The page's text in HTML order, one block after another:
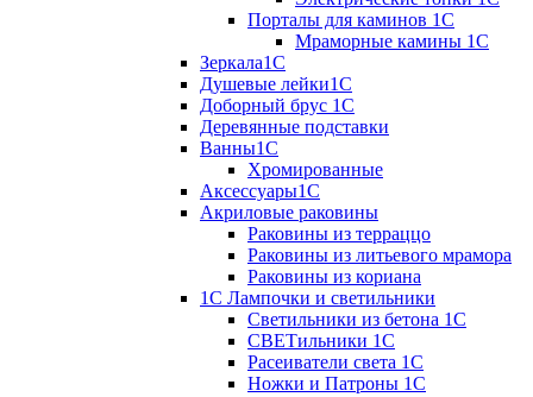
Порталы для каминов 1С
Мраморные камины 1C
Зеркала1С
Душевые лейки1С
Доборный брус 1С
Деревянные подставки
Ванны1С
Хромированные
Аксессуары1С
Акриловые раковины
Раковины из терраццо
Раковины из литьевого мрамора
Раковины из кориана
1С Лампочки и светильники
Светильники из бетона 1С
СВЕТильники 1С
Расеиватели света 1С
Ножки и Патроны 1С